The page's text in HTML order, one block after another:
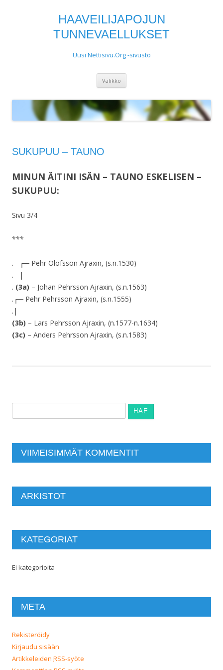
HAAVEILIJAPOJUN
TUNNEVAELLUKSET
Uusi Nettisivu.Org -sivusto
Valikko
SUKUPUU – TAUNO
MINUN ÄITINI ISÄN – TAUNO ESKELISEN –
SUKUPUU:
Sivu 3/4
***
. ┌─ Pehr Olofsson Ajraxin, (s.n.1530)
. |
. (3a) – Johan Pehrsson Ajraxin, (s.n.1563)
.┌─ Pehr Pehrsson Ajraxin, (s.n.1555)
.|
(3b) – Lars Pehrsson Ajraxin, (n.1577-n.1634)
(3c) – Anders Pehrsson Ajraxin, (s.n.1583)
VIIMEISIMMÄT KOMMENTIT
ARKISTOT
KATEGORIAT
Ei kategorioita
META
Rekisteröidy
Kirjaudu sisään
Artikkeleiden RSS-syöte